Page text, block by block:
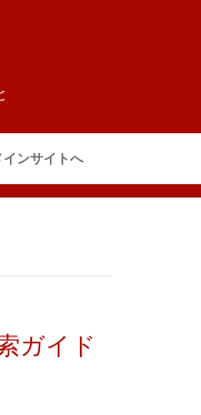
い
ンサイトへ
ガイド